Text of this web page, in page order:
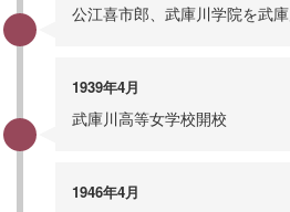
公江喜市郎、武庫川学院を武
1939年4月
武庫川高等女学校開校
1946年4月